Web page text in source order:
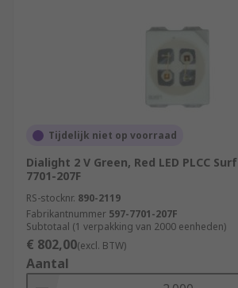
Tijdelijk niet op voorraad
Dialight 2 V Green, Red LED PLCC
7701-207F
RS-stocknr. 890-2119
Fabrikantnummer 597-7701-207F
Subtotaal (1 verpakking van 2000 eenheden)
€ 802,00(excl. BTW)
Aantal